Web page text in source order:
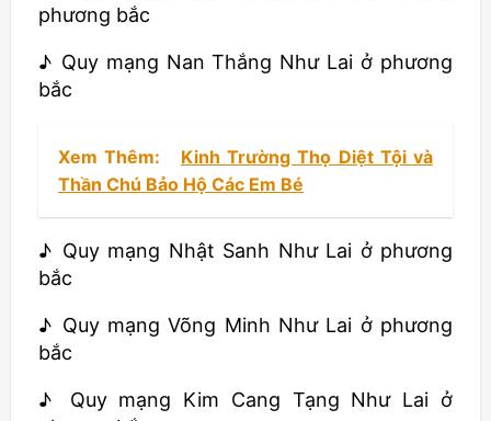
phương bắc
♪ Quy mạng Nan Thắng Như Lai ở phương
bắc
Xem Thêm:
Kinh Trường Thọ Diệt Tội và
Thần Chú Bảo Hộ Các Em Bé
♪ Quy mạng Nhật Sanh Như Lai ở phương
bắc
♪ Quy mạng Võng Minh Như Lai ở phương
bắc
♪ Quy mạng Kim Cang Tạng Như Lai ở